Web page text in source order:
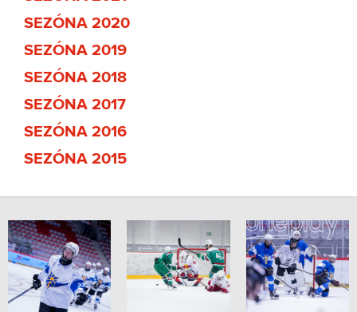
SEZÓNA 2020
SEZÓNA 2019
SEZÓNA 2018
SEZÓNA 2017
SEZÓNA 2016
SEZÓNA 2015